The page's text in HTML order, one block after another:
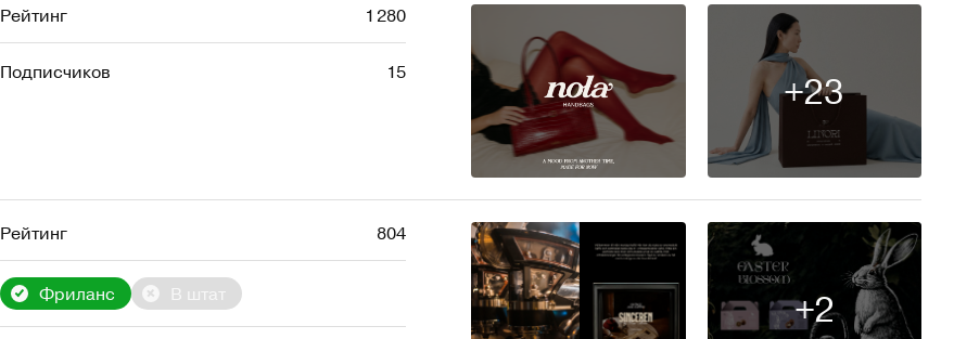
Рейтинг 1 280
Подписчиков 15
10
+23
Рейтинг 804
Фриланс В штат +2